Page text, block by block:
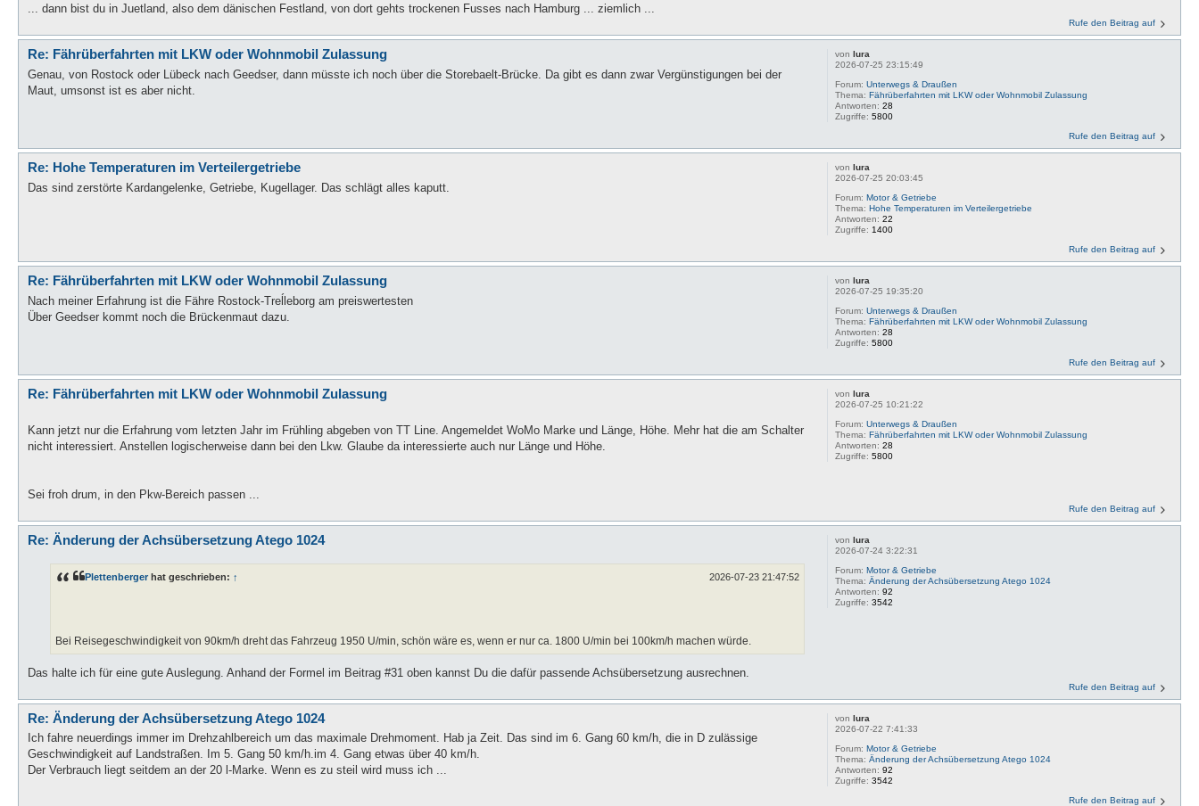
... dann bist du in Juetland, also dem dänischen Festland, von dort gehts trockenen Fusses nach Hamburg ... ziemlich ...
Rufe den Beitrag auf
vonlura
2026-07-25 23:15:49
Forum:Unterwegs & Draußen
Thema:Fährüberfahrten mit LKW oder Wohnmobil Zulassung
Antworten:28
Zugriffe:5800
Re: Fährüberfahrten mit LKW oder Wohnmobil Zulassung
Genau, von Rostock oder Lübeck nach Geedser, dann müsste ich noch über die Storebaelt-Brücke. Da gibt es dann zwar Vergünstigungen bei der
Maut, umsonst ist es aber nicht.
Rufe den Beitrag auf
vonlura
2026-07-25 20:03:45
Forum:Motor & Getriebe
Thema:Hohe Temperaturen im Verteilergetriebe
Antworten:22
Zugriffe: 1400
Re: Hohe Temperaturen im Verteilergetriebe
Das sind zerstörte Kardangelenke, Getriebe, Kugellager. Das schlägt alles kaputt.
Rufe den Beitrag auf
vonlura
2026-07-25 19:35:20
Forum:Unterwegs & Draußen
Thema:Fährüberfahrten mit LKW oder Wohnmobil Zulassung
Antworten:28
Zugriffe:5800
Re: Fährüberfahrten mit LKW oder Wohnmobil Zulassung
Nach meiner Erfahrung ist die Fähre Rostock-Treĺleborg am preiswertesten
Über Geedser kommt noch die Brückenmaut dazu.
Rufe den Beitrag auf
vonlura
2026-07-25 10:21:22
Forum:Unterwegs & Draußen
Thema:Fährüberfahrten mit LKW oder Wohnmobil Zulassung
Antworten:28
Zugriffe:5800
Re: Fährüberfahrten mit LKW oder Wohnmobil Zulassung
Kann jetzt nur die Erfahrung vom letzten Jahr im Frühling abgeben von TT Line. Angemeldet WoMo Marke und Länge, Höhe. Mehr hat die am Schalter
nicht interessiert. Anstellen logischerweise dann bei den Lkw. Glaube da interessierte auch nur Länge und Höhe.
Sei froh drum, in den Pkw-Bereich passen ...
Rufe den Beitrag auf
vonlura
2026-07-24 3:22:31
Forum:Motor & Getriebe
Thema:Änderung der Achsübersetzung Atego 1024
Antworten:92
Zugriffe:3542
Re: Änderung der Achsübersetzung Atego 1024
Plettenberger hat geschrieben: ↑ 2026-07-23 21:47:52
Bei Reisegeschwindigkeit von 90km/h dreht das Fahrzeug 1950 U/min, schön wäre es, wenn er nur ca. 1800 U/min bei 100km/h machen würde.
Das halte ich für eine gute Auslegung. Anhand der Formel im Beitrag #31 oben kannst Du die dafür passende Achsübersetzung ausrechnen.
Rufe den Beitrag auf
vonlura
2026-07-22 7:41:33
Forum:Motor & Getriebe
Thema:Änderung der Achsübersetzung Atego 1024
Antworten:92
Zugriffe:3542
Re: Änderung der Achsübersetzung Atego 1024
Ich fahre neuerdings immer im Drehzahlbereich um das maximale Drehmoment. Hab ja Zeit. Das sind im 6. Gang 60 km/h, die in D zulässige
Geschwindigkeit auf Landstraßen. Im 5. Gang 50 km/h.im 4. Gang etwas über 40 km/h.
Der Verbrauch liegt seitdem an der 20 l-Marke. Wenn es zu steil wird muss ich ...
Rufe den Beitrag auf